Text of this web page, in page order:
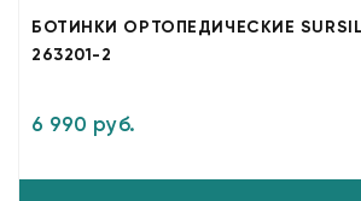
БОТИНКИ ОРТОПЕДИЧЕСКИЕ
263201-2
6 990 руб.